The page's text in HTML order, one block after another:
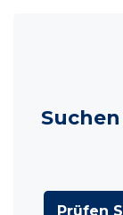
Prüfen